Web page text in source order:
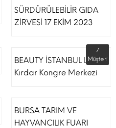
SÜRDÜRÜLEBİLİR GIDA
ZİRVESİ 17 EKİM 2023
BEAUTY İSTANBUL Lütfi
Kırdar Kongre Merkezi
7
Müşteri
BURSA TARIM VE
HAYVANCILIK FUARI